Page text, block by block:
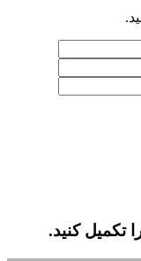
تکمیل کنید.